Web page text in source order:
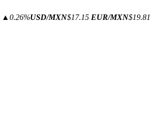
▲0.26%USD/MXN$17.15 EUR/MXN$19.81